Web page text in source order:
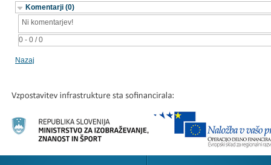
Komentarji (0)
0 - 0 / 0
Ni komentarjev!
Nazaj